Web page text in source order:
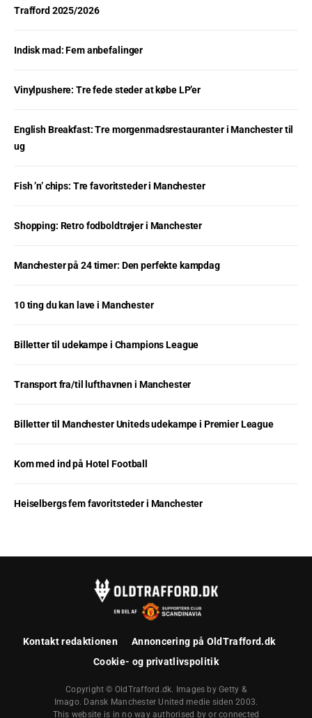
Trafford 2025/2026
Indisk mad: Fem anbefalinger
Vinylpushere: Tre fede steder at købe LP’er
English Breakfast: Tre morgenmadsrestauranter i Manchester til
ug
Fish ’n’ chips: Tre favoritsteder i Manchester
Shopping: Retro fodboldtrøjer i Manchester
Manchester på 24 timer: Den perfekte kampdag
10 ting du kan lave i Manchester
Billetter til udekampe i Champions League
Transport fra/til lufthavnen i Manchester
Billetter til Manchester Uniteds udekampe i Premier League
Kom med ind på Hotel Football
Heiselbergs fem favoritsteder i Manchester
Kontakt redaktionen
Annoncering på OldTrafford.dk
Cookie- og privatlivspolitik
Copyright © OldTrafford.dk. Images by Getty &
Imago. Dansk Manchester United medie siden 2003.
This website is in no way authorised by or connected